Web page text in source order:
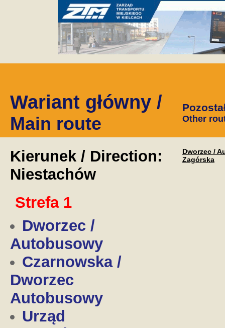
Wariant główny /
Main route Other
Kierunek / Direction:
Niestachów
Strefa 1
Dworzec /
Autobusowy
Czarnowska /
Dworzec
Autobusowy
Urząd
Dworzec /
Zagórska